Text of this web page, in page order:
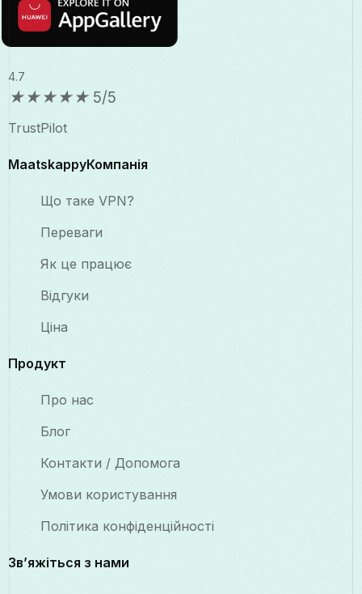
4.7
★★★★★ 5/5
TrustPilot
MaatskappyКомпанія
Що таке VPN?
Переваги
Як це працює
Відгуки
Ціна
Продукт
Про нас
Блог
Контакти / Допомога
Умови користування
Політика конфіденційності
Зв’яжіться з нами